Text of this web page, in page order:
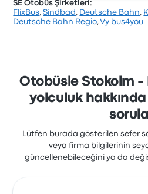
Şirket, 65 değerlendirmeye
fiyatı ₺1.564
SE Otobüs Şirketleri:
FlixBus,Sindbad , Deutsche Bahn,
Deutsche Bahn Regio,Vy bus4you
Otobüsle Stokolm -
yolculuk hakkında
Lütfen burada gösterilen sefer
veya firma bilgilerinin
güncellenebileceğini ya da